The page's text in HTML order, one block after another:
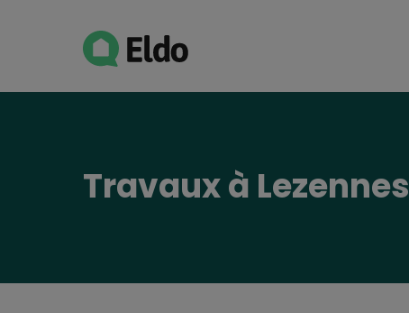
Travaux à Lezennes